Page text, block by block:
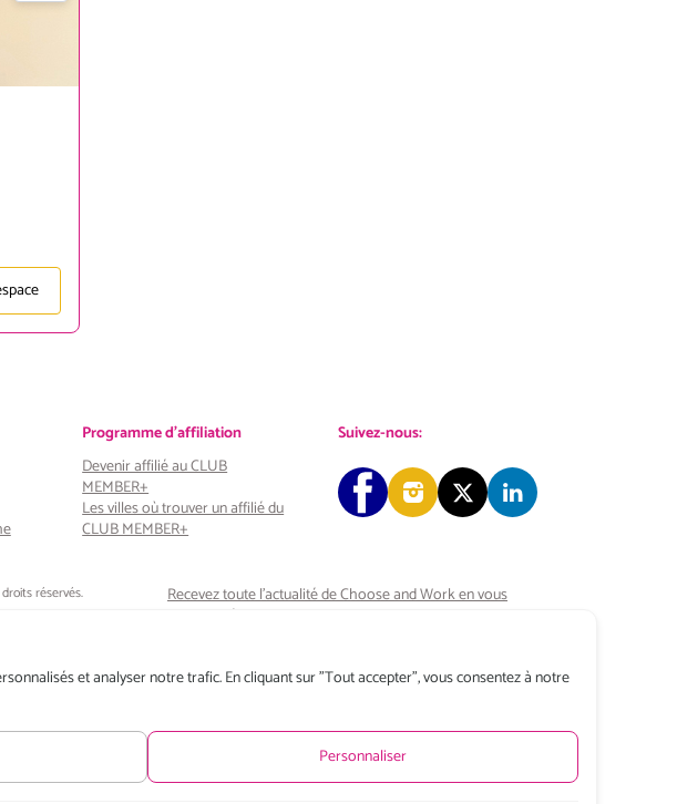
et analyser notre trafic. En cliquant sur "Tout accepter", vous consentez à notre
Personnaliser
Programme d'affiliation
Devenir affilié au CLUB
MEMBER+
Les villes où trouver un affilié du
CLUB MEMBER+
Suivez-nous:
réservés.
PARIS
Recevez toute l’actualité de Choose and Worken vous
abonnant à notre Newsletter